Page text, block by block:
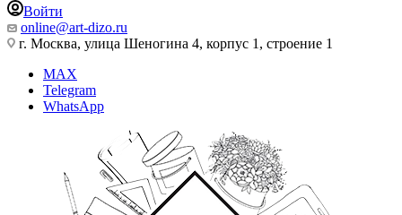
Войти
online@art-dizo.ru
г. Москва, улица Шеногина 4, корпус 1, строение 1
MAX
Telegram
WhatsApp